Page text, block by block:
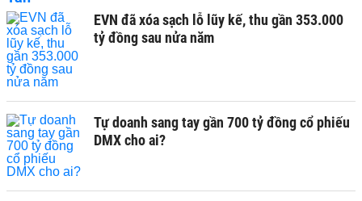
EVN đã xóa sạch lỗ lũy kế, thu gần 353.000
tỷ đồng sau nửa năm
Tự doanh sang tay gần 700 tỷ đồng cổ phiếu
DMX cho ai?